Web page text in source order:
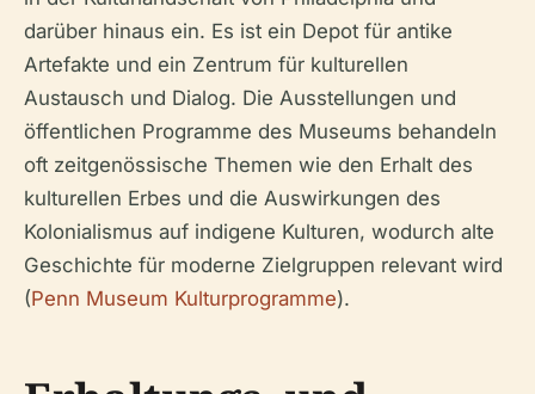
darüber hinaus ein. Es ist ein Depot für antike
Artefakte und ein Zentrum für kulturellen
Austausch und Dialog. Die Ausstellungen und
öffentlichen Programme des Museums behandeln
oft zeitgenössische Themen wie den Erhalt des
kulturellen Erbes und die Auswirkungen des
Kolonialismus auf indigene Kulturen, wodurch alte
Geschichte für moderne Zielgruppen relevant wird
(Penn Museum Kulturprogramme).